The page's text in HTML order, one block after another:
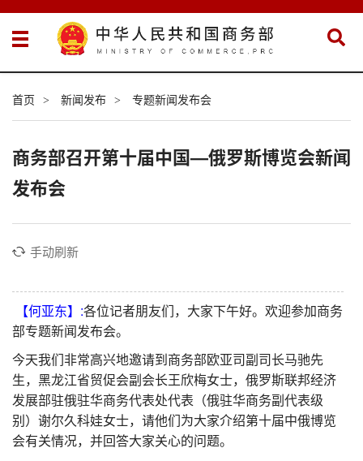
首页 > 新闻发布 > 专题新闻发布会
商务部召开第十届中国—俄罗斯博览会新闻
发布会
手动刷新
【何亚东】:各位记者朋友们，大家下午好。欢迎参加商务
部专题新闻发布会。
今天我们非常高兴地邀请到商务部欧亚司副司长马驰先
生，黑龙江省贸促会副会长王欣梅女士，俄罗斯联邦经济
发展部驻俄驻华商务代表处代表（俄驻华商务副代表级
别）谢尔久科娃女士，请他们为大家介绍第十届中俄博览
会有关情况，并回答大家关心的问题。